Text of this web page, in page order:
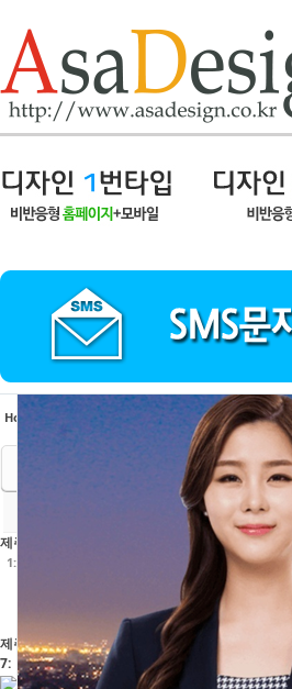
Home 아사디자인프론트 › 제작사례/포트폴리오
제주대웅여행사
1: http://asadesign.co.kr/home/bbs/
4: 팬션/여행
5: http://jejucdw.com6: 15
제주대웅여행사
7: |프로그램옵션추가||
8:9:
Sketchbook5, 스케치북5
Sketchbook5, 스케치북5
Sketchbook5, 스케치북5
Sketchbook5, 스케치북5